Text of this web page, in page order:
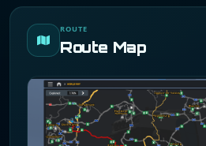
ROUTE
Route Map